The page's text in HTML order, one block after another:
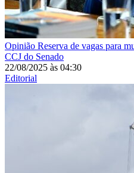
Opinião Reserva de vagas para
CCJ do Senado
22/08/2025 às 04:30
Editorial